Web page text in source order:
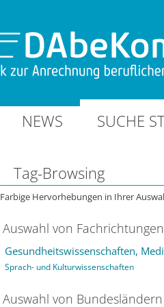
NEWS SUCHE
Tag-Browsing
Farbige Hervorhebungen in Ihrer
Auswahl von Fachrichtungen
Gesundheitswissenschaften,
Sprach- und Kulturwissenschaften
Auswahl von